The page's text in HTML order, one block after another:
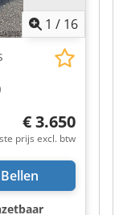
1 / 16
€ 3.650
prijs excl. btw
Bellen